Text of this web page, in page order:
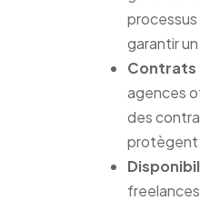
garantir
Contrats
agences
des
protègent